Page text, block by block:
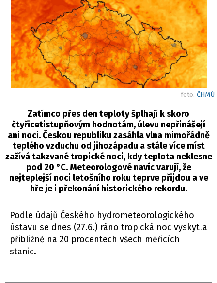
foto: ČHMÚ
Zatímco přes den teploty šplhají k skoro
čtyřicetistupňovým hodnotám, úlevu nepřinášejí
ani noci. Českou republiku zasáhla vlna mimořádně
teplého vzduchu od jihozápadu a stále více míst
zažívá takzvané tropické noci, kdy teplota neklesne
pod 20 °C. Meteorologové navíc varují, že
nejteplejší noci letošního roku teprve přijdou a ve
hře je i překonání historického rekordu.
Podle údajů Českého hydrometeorologického
ústavu se dnes (27.6.) ráno tropická noc vyskytla
přibližně na 20 procentech všech měřicích
stanic.